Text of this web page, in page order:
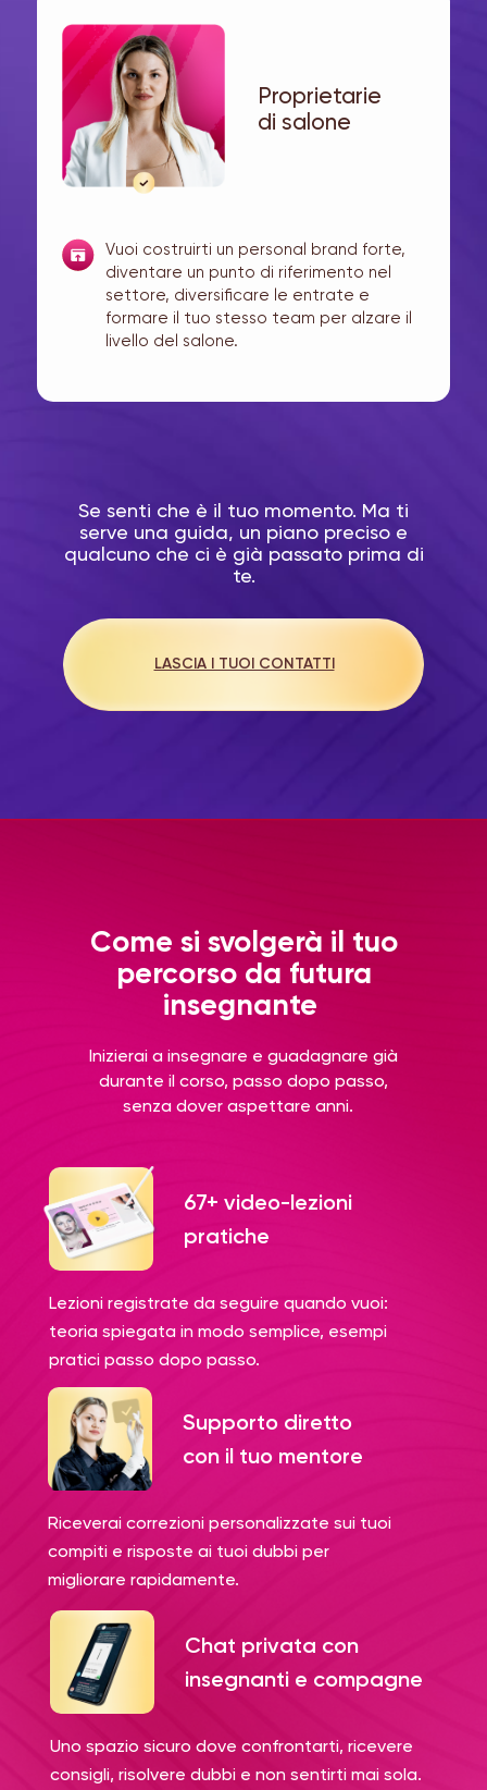
LASCIA I TUOI CONTATTI
Se senti che è il tuo momento. Ma ti
serve una guida, un piano preciso e
qualcuno che ci è già passato prima di
te.
Proprietarie
di salone
Vuoi costruirti un personal brand forte,
diventare un punto di riferimento nel
settore, diversificare le entrate e
formare il tuo stesso team per alzare il
livello del salone.
Come si svolgerà il tuo
percorso da futura
insegnante
Inizierai a insegnare e guadagnare già
durante il corso, passo dopo passo,
senza dover aspettare anni.
Lezioni registrate da seguire quando vuoi:
teoria spiegata in modo semplice, esempi
pratici passo dopo passo.
67+ video-lezioni
pratiche
Uno spazio sicuro dove confrontarti, ricevere
consigli, risolvere dubbi e non sentirti mai sola.
Chat privata con
insegnanti e compagne
Riceverai correzioni personalizzate sui tuoi
compiti e risposte ai tuoi dubbi per
migliorare rapidamente.
Supporto diretto
con il tuo mentore